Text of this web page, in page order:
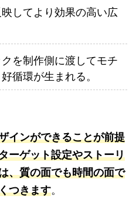
してより効果の高い広
を制作側に渡してモチ
循環が生まれる。
インができることが前提
ーゲット設定やストーリ
、質の面でも時間の面で
つきます。